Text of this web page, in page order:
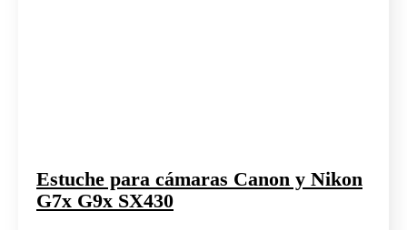
Estuche para cámaras Canon y Nikon
G7x G9x SX430